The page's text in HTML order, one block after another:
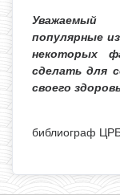
Уважаемый
популярные
некоторых
сделать для
своего
Материал
библиограф